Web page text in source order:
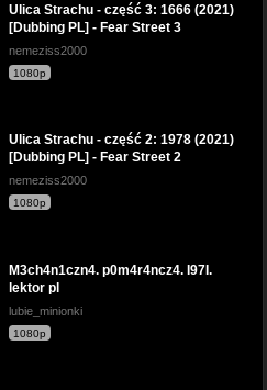
Ulica Strachu - część 3: 1666 (2021)
[Dubbing PL] - Fear Street 3
nemeziss2000
1080p
Ulica Strachu - część 2: 1978 (2021)
[Dubbing PL] - Fear Street 2
nemeziss2000
1080p
M3ch4n1czn4. p0m4r4ncz4. I97I.
lektor pl
lubie_minionki
1080p